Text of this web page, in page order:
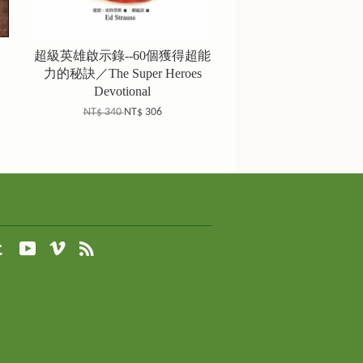
超級英雄啟示錄--60個獲得超能
力的秘訣／The Super Heroes
Devotional
NT$ 340NT$ 306
Tumblr YouTubeVimeo